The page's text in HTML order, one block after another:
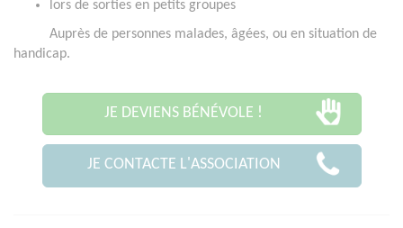
lors de sorties en petits groupes
Auprès de personnes malades, âgées, ou en situation de
handicap.
JE DEVIENS BÉNÉVOLE !
JE CONTACTE L'ASSOCIATION